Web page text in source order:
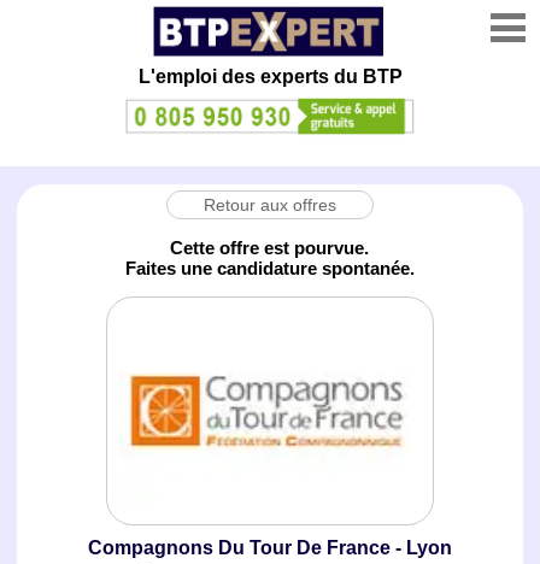
L'emploi des experts du BTP
Retour aux offres
Cette offre est pourvue.
Faites une candidature spontanée.
Compagnons Du Tour De France - Lyon